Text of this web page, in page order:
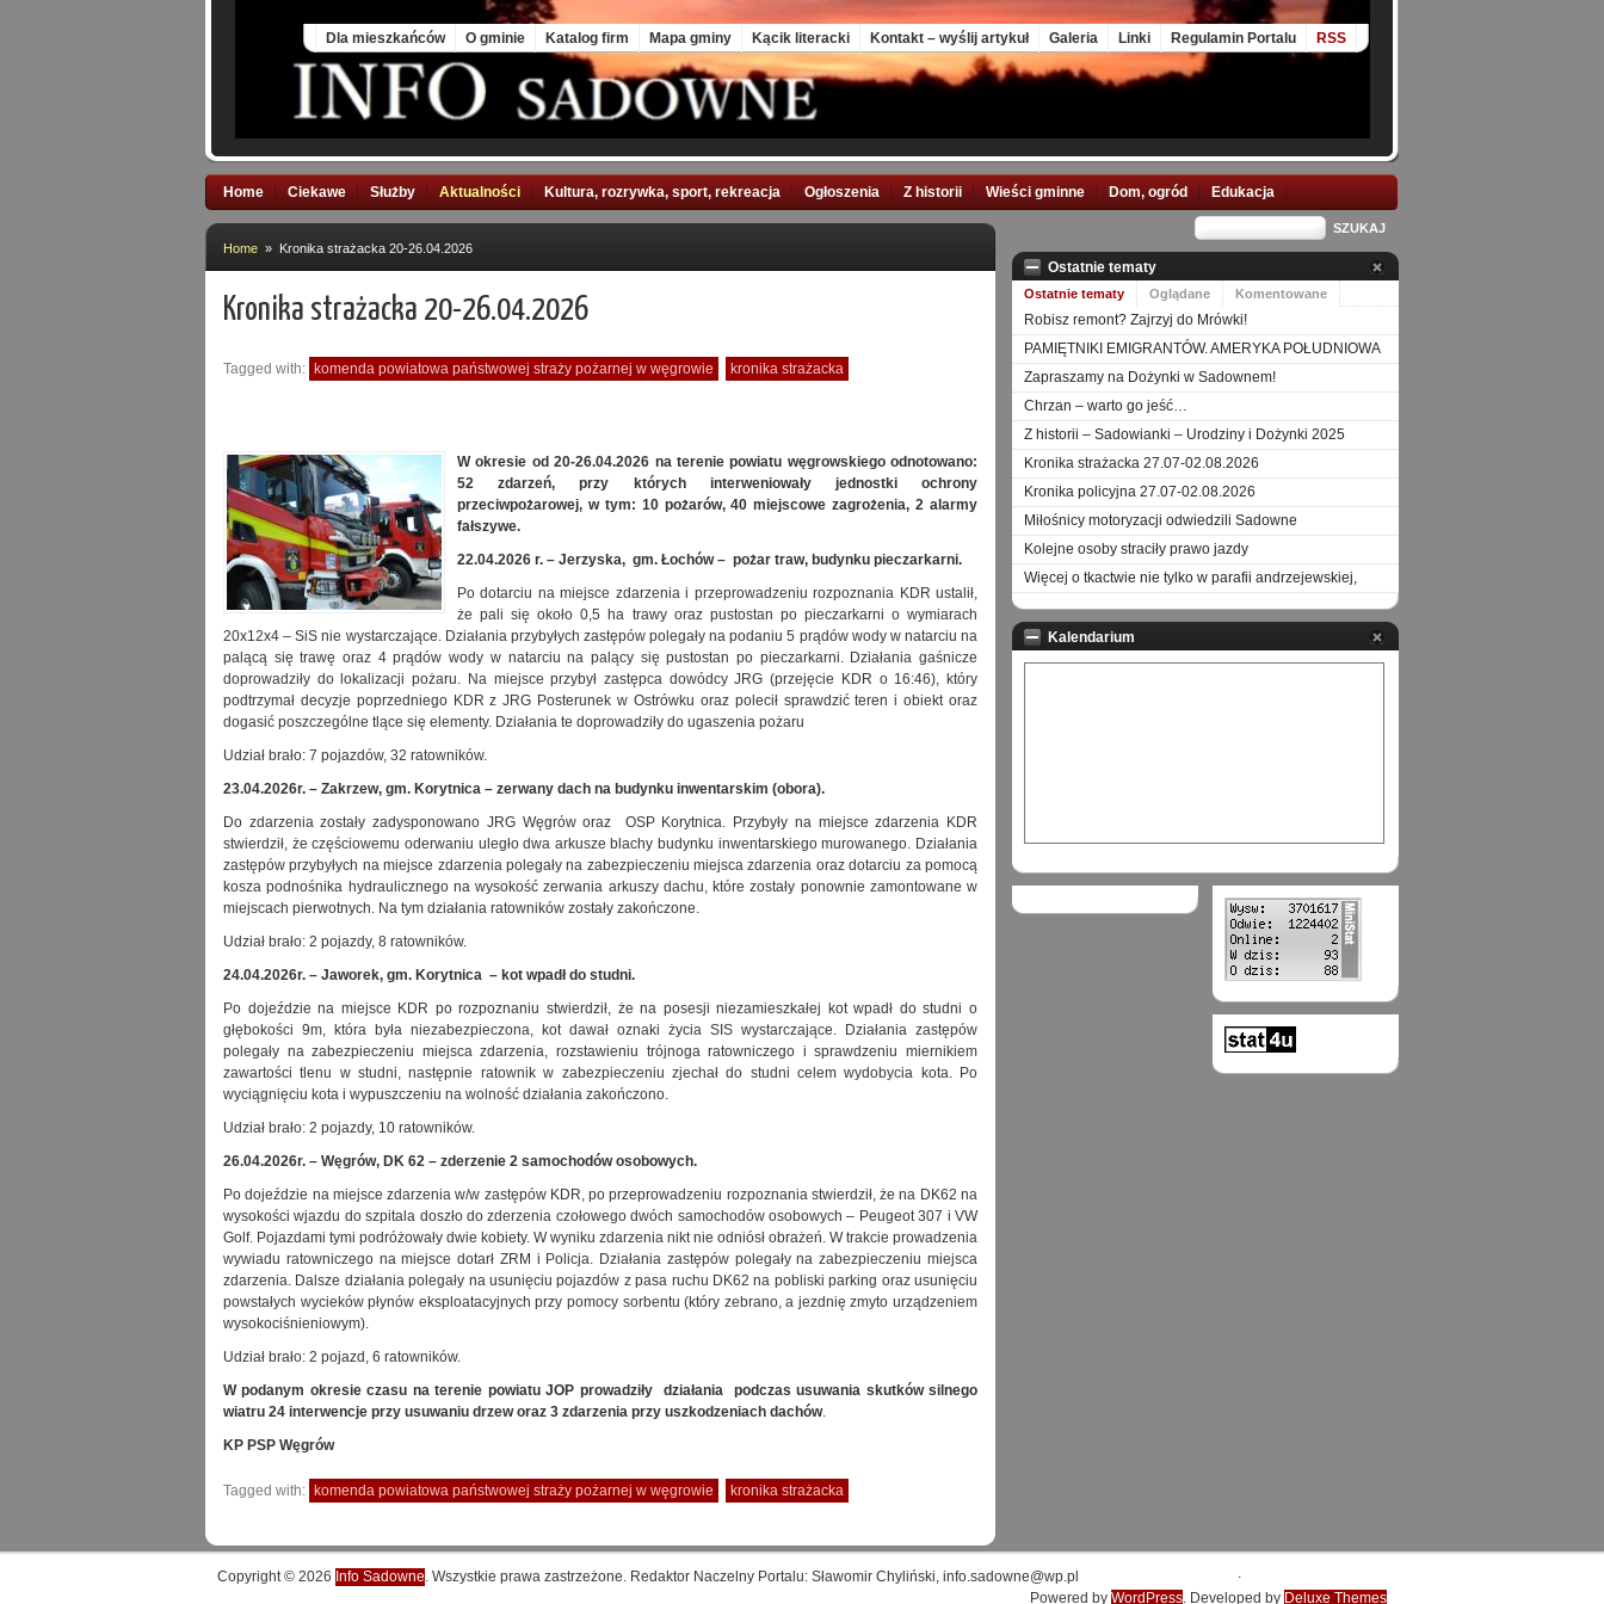
Dla mieszkańców O gminie Katalog firm Mapa gminy Kącik literacki Kontakt – wyślij artykuł Galeria Linki Regulamin Portalu RSS
Home Ciekawe Służby Aktualności Kultura, rozrywka, sport, rekreacja Ogłoszenia Z historii Wieści gminne Dom, ogród Edukacja
Home » Kronika strażacka 20-26.04.2026
Kronika strażacka 20-26.04.2026
Tagged with: komenda powiatowa państwowej straży pożarnej w węgrowie kronika strażacka
W okresie od 20-26.04.2026 na terenie powiatu węgrowskiego odnotowano:
52 zdarzeń, przy których interweniowały jednostki ochrony
przeciwpożarowej, w tym: 10 pożarów, 40 miejscowe zagrożenia, 2 alarmy
fałszywe.
22.04.2026 r. – Jerzyska, gm. Łochów – pożar traw, budynku pieczarkarni.
Po dotarciu na miejsce zdarzenia i przeprowadzeniu rozpoznania KDR ustalił,
że pali się około 0,5 ha trawy oraz pustostan po pieczarkarni o wymiarach
20x12x4 – SiS nie wystarczające. Działania przybyłych zastępów polegały na podaniu 5 prądów wody w natarciu na
palącą się trawę oraz 4 prądów wody w natarciu na palący się pustostan po pieczarkarni. Działania gaśnicze
doprowadziły do lokalizacji pożaru. Na miejsce przybył zastępca dowódcy JRG (przejęcie KDR o 16:46), który
podtrzymał decyzje poprzedniego KDR z JRG Posterunek w Ostrówku oraz polecił sprawdzić teren i obiekt oraz
dogasić poszczególne tlące się elementy. Działania te doprowadziły do ugaszenia pożaru
Udział brało: 7 pojazdów, 32 ratowników.
23.04.2026r. – Zakrzew, gm. Korytnica – zerwany dach na budynku inwentarskim (obora).
Do zdarzenia zostały zadysponowano JRG Węgrów oraz OSP Korytnica. Przybyły na miejsce zdarzenia KDR
stwierdził, że częściowemu oderwaniu uległo dwa arkusze blachy budynku inwentarskiego murowanego. Działania
zastępów przybyłych na miejsce zdarzenia polegały na zabezpieczeniu miejsca zdarzenia oraz dotarciu za pomocą
kosza podnośnika hydraulicznego na wysokość zerwania arkuszy dachu, które zostały ponownie zamontowane w
miejscach pierwotnych. Na tym działania ratowników zostały zakończone.
Udział brało: 2 pojazdy, 8 ratowników.
24.04.2026r. – Jaworek, gm. Korytnica – kot wpadł do studni.
Po dojeździe na miejsce KDR po rozpoznaniu stwierdził, że na posesji niezamieszkałej kot wpadł do studni o
głębokości 9m, która była niezabezpieczona, kot dawał oznaki życia SIS wystarczające. Działania zastępów
polegały na zabezpieczeniu miejsca zdarzenia, rozstawieniu trójnoga ratowniczego i sprawdzeniu miernikiem
zawartości tlenu w studni, następnie ratownik w zabezpieczeniu zjechał do studni celem wydobycia kota. Po
wyciągnięciu kota i wypuszczeniu na wolność działania zakończono.
Udział brało: 2 pojazdy, 10 ratowników.
26.04.2026r. – Węgrów, DK 62 – zderzenie 2 samochodów osobowych.
Po dojeździe na miejsce zdarzenia w/w zastępów KDR, po przeprowadzeniu rozpoznania stwierdził, że na DK62 na
wysokości wjazdu do szpitala doszło do zderzenia czołowego dwóch samochodów osobowych – Peugeot 307 i VW
Golf. Pojazdami tymi podróżowały dwie kobiety. W wyniku zdarzenia nikt nie odniósł obrażeń. W trakcie prowadzenia
wywiadu ratowniczego na miejsce dotarł ZRM i Policja. Działania zastępów polegały na zabezpieczeniu miejsca
zdarzenia. Dalsze działania polegały na usunięciu pojazdów z pasa ruchu DK62 na pobliski parking oraz usunięciu
powstałych wycieków płynów eksploatacyjnych przy pomocy sorbentu (który zebrano, a jezdnię zmyto urządzeniem
wysokociśnieniowym).
Udział brało: 2 pojazd, 6 ratowników.
W podanym okresie czasu na terenie powiatu JOP prowadziły działania podczas usuwania skutków silnego
wiatru 24 interwencje przy usuwaniu drzew oraz 3 zdarzenia przy uszkodzeniach dachów.
KP PSP Węgrów
Tagged with: komenda powiatowa państwowej straży pożarnej w węgrowie kronika strażacka
Ostatnie tematy
Ostatnie tematy Oglądane Komentowane
Robisz remont? Zajrzyj do Mrówki!
PAMIĘTNIKI EMIGRANTÓW. AMERYKA POŁUDNIOWA
Zapraszamy na Dożynki w Sadownem!
Chrzan – warto go jeść…
Z historii – Sadowianki – Urodziny i Dożynki 2025
Kronika strażacka 27.07-02.08.2026
Kronika policyjna 27.07-02.08.2026
Miłośnicy motoryzacji odwiedzili Sadowne
Kolejne osoby straciły prawo jazdy
Więcej o tkactwie nie tylko w parafii andrzejewskiej,
Kalendarium
Copyright © 2026 Info Sadowne. Wszystkie prawa zastrzeżone. Redaktor Naczelny Portalu: Sławomir Chyliński, info.sadowne@wp.pl
.
Powered by WordPress. Developed by Deluxe Themes